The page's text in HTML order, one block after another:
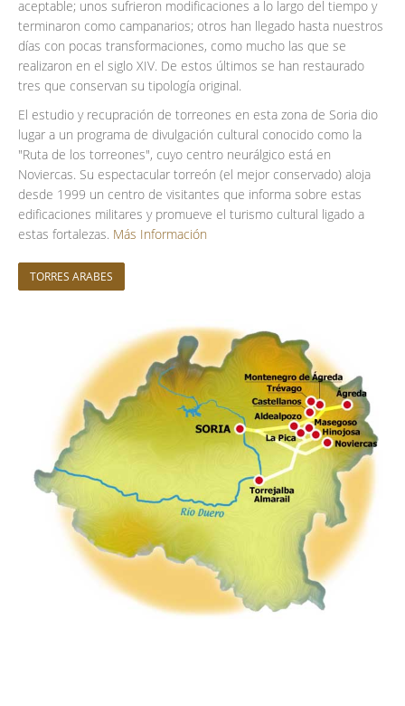
aceptable; unos sufrieron modificaciones a lo largo del tiempo y
terminaron como campanarios; otros han llegado hasta nuestros
días con pocas transformaciones, como mucho las que se
realizaron en el siglo XIV. De estos últimos se han restaurado
tres que conservan su tipología original.
El estudio y recupración de torreones en esta zona de Soria dio
lugar a un programa de divulgación cultural conocido como la
"Ruta de los torreones", cuyo centro neurálgico está en
Noviercas. Su espectacular torreón (el mejor conservado) aloja
desde 1999 un centro de visitantes que informa sobre estas
edificaciones militares y promueve el turismo cultural ligado a
estas fortalezas. Más Información
TORRES ARABES